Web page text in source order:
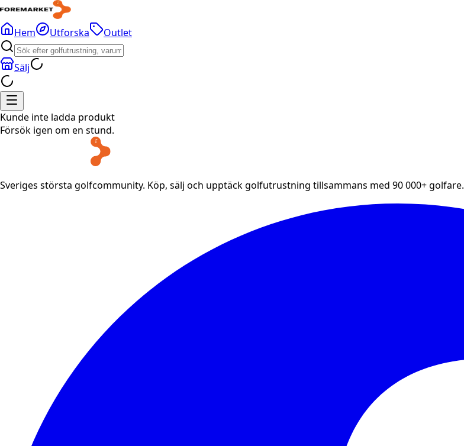
Hem Utforska Outlet
Sälj
Kunde inte ladda produkt
Försök igen om en stund.
Sveriges största golfcommunity. Köp, sälj och upptäck golfutrustning tillsammans med 90 000+ golfare.